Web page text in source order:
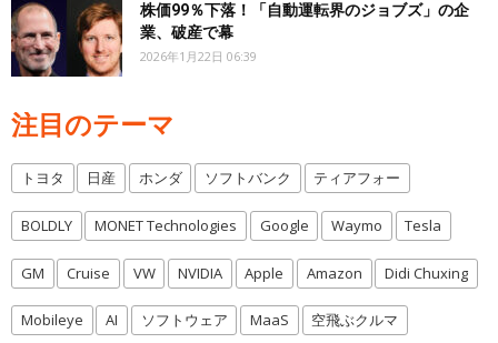
株価99％下落！「自動運転界のジョブズ」の企
業、破産で幕
2026年1月22日 06:39
注目のテーマ
トヨタ 日産 ホンダ ソフトバンク ティアフォー
BOLDLY MONET Technologies Google Waymo Tesla
GM Cruise VW NVIDIA Apple Amazon Didi Chuxing
Mobileye AI ソフトウェア MaaS 空飛ぶクルマ